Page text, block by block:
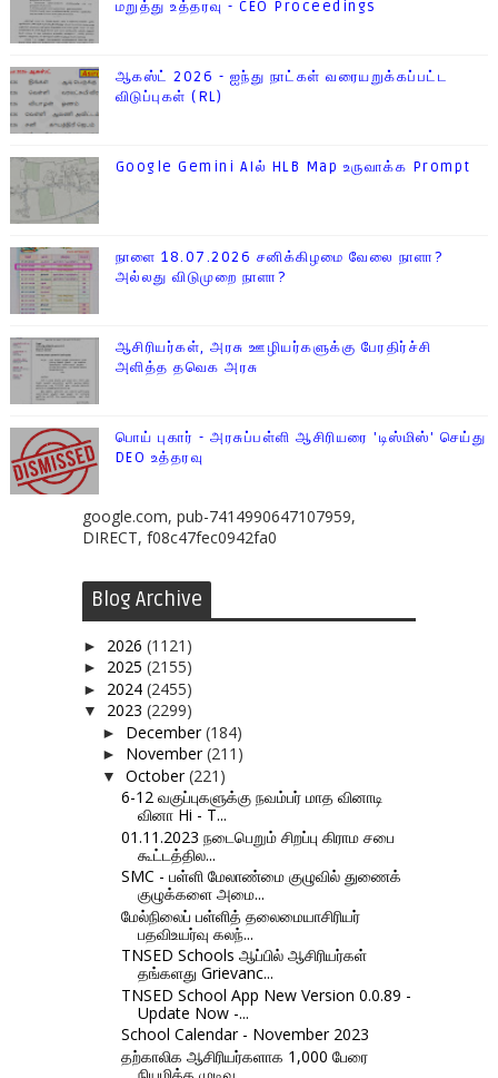
மறுத்து உத்தரவு - CEO Proceedings
ஆகஸ்ட் 2026 - ஐந்து நாட்கள் வரையறுக்கப்பட்ட
விடுப்புகள் (RL)
Google Gemini AIல் HLB Map உருவாக்க Prompt
நாளை 18.07.2026 சனிக்கிழமை வேலை நாளா?
அல்லது விடுமுறை நாளா?
ஆசிரியர்கள், அரசு ஊழியர்களுக்கு பேரதிர்ச்சி
அளித்த தவெக அரசு
பொய் புகார் - அரசுப்பள்ளி ஆசிரியரை 'டிஸ்மிஸ்' செய்து
DEO உத்தரவு
google.com, pub-7414990647107959,
DIRECT, f08c47fec0942fa0
Blog Archive
► 2026 (1121)
► 2025 (2155)
► 2024 (2455)
▼ 2023 (2299)
► December(184)
► November(211)
▼ October(221)
6-12 வகுப்புகளுக்கு நவம்பர் மாத வினாடி
வினா Hi - T...
01.11.2023 நடைபெறும் சிறப்பு கிராம சபை
கூட்டத்தில...
SMC - பள்ளி மேலாண்மை குழுவில் துணைக்
குழுக்களை அமை...
மேல்நிலைப் பள்ளித் தலைமையாசிரியர்
பதவிஉயர்வு கலந்...
TNSED Schools ஆப்பில் ஆசிரியர்கள்
தங்களது Grievanc...
TNSED School App New Version 0.0.89 -
Update Now -...
School Calendar - November 2023
தற்காலிக ஆசிரியர்களாக 1,000 பேரை
நியமிக்க முடிவு